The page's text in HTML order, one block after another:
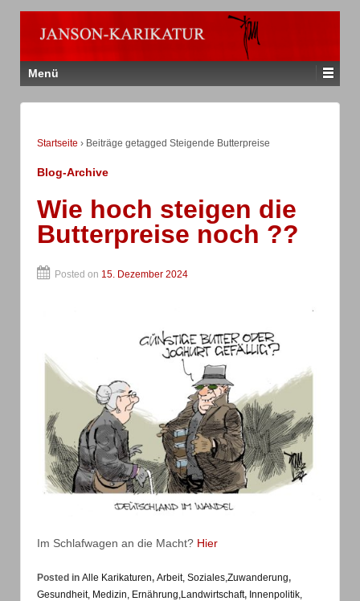
Menü
Startseite › Beiträge getagged Steigende Butterpreise
Blog-Archive
Wie hoch steigen die
Butterpreise noch ??
Posted on 15. Dezember 2024
Im Schlafwagen an die Macht? Hier
Posted in Alle Karikaturen, Arbeit, Soziales,Zuwanderung,
Gesundheit, Medizin, Ernährung,Landwirtschaft, Innenpolitik,